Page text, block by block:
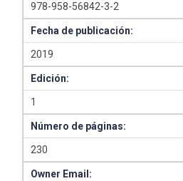
978-958-56842-3-2
Fecha de publicación:
2019
Edición:
1
Número de páginas:
230
Owner Email: